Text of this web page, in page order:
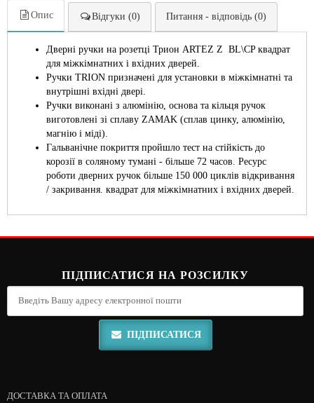
Опис Відгуки (0) Питання - відповідь (0)
Дверні ручки на розетці Трион ARTEZ Z BL\CP квадрат
для міжкімнатних і вхідних дверей.
Ручки TRION призначені для установки в міжкімнатні та
внутрішні вхідні двері.
Ручки виконані з алюмінію, основа та кільця ручок
виготовлені зі сплаву ZAMAK (сплав цинку, алюмінію,
магнію і міді).
Гальванічне покриття пройшло тест на стійкість до
корозії в соляному тумані - більше 72 часов. Ресурс
роботи дверних ручок більше 150 000 циклів відкривання
/ закривання. квадрат для міжкімнатних і вхідних дверей.
ПІДПИСАТИСЯ НА РОЗСИЛКУ
ПІДПИСАТИСЯ
ДОСТАВКА ТА ОПЛАТА